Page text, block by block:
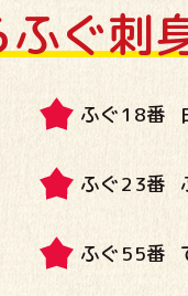
ふぐ刺
ふぐ18番
ふぐ23番
ふぐ 55番